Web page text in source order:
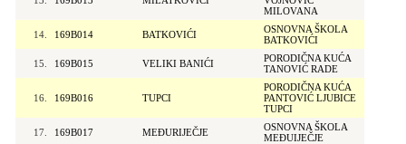
MILOVANA
14. 169B014 BATKOVIĆI
OSNOVNA ŠKOLA
BATKOVIĆI
15. 169B015 VELIKI BANIĆI
PORODIČNA KUĆA
TANOVIĆ RADE
16. 169B016 TUPCI
PORODIČNA KUĆA
PANTOVIĆ LJUBICE
TUPCI
17. 169B017 MEĐURIJEČJE
OSNOVNA ŠKOLA
MEĐUIJEČJE